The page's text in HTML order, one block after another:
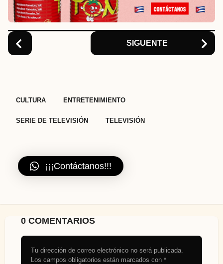
o
n
SIGUENTE
CULTURA ENTRETENIMIENTO
SERIE DE TELEVISIÓN TELEVISIÓN
¡¡¡Contáctanos!!!
0 COMENTARIOS
Tu dirección de correo electrónico no será publicada.
Los campos obligatorios están marcados con *